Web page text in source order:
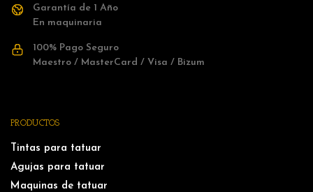
Garantía de 1 Año
En maquinaria
100% Pago Seguro
Maestro / MasterCard / Visa / Bizum
PRODUCTOS
Tintas para tatuar
Agujas para tatuar
Maquinas de tatuar